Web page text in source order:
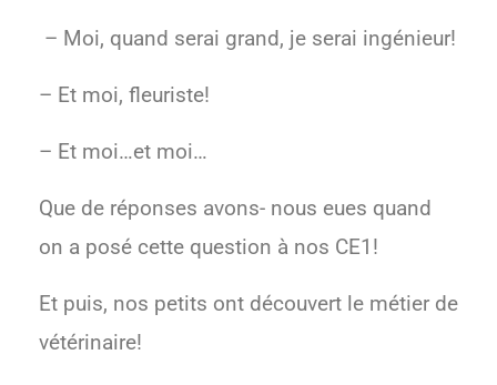
– Moi, quand serai grand, je serai ingénieur!
– Et moi, fleuriste!
– Et moi…et moi…
Que de réponses avons- nous eues quand
on a posé cette question à nos CE1!
Et puis, nos petits ont découvert le métier de
vétérinaire!